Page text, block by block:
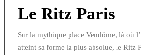
Le Ritz Paris
Sur la mythique place Vendôme, là où
atteint sa forme la plus absolue, le Ritz